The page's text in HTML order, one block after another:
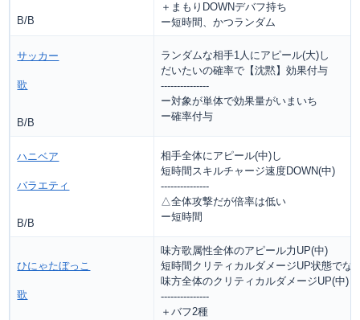
B/B
＋まもりDOWNデバフ持ち
ー短時間、かつランダム
サッカー
歌
B/B
ランダムな相手1人にアピール(大)し
だいたいの確率で【沈黙】効果付与
---------------
ー対象が単体で効果量がいまいち
ー確率付与
ハニベア
バラエティ
B/B
相手全体にアピール(中)し
短時間スキルチャージ速度DOWN(中)
---------------
△全体攻撃だが倍率は低い
ー短時間
ひにゃたぼっこ
歌
味方歌属性全体のアピール力UP(中)
短時間クリティカルダメージUP状態でな
味方全体のクリティカルダメージUP(中)
---------------
＋バフ2種